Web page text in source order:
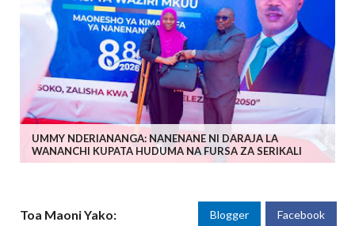
UMMY NDERIANANGA: NANENANE NI DARAJA LA
WANANCHI KUPATA HUDUMA NA FURSA ZA SERIKALI
Toa Maoni Yako: Blogger Facebook